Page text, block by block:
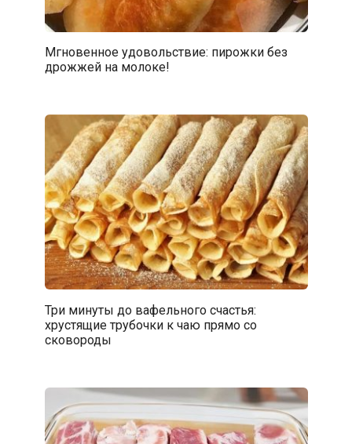
Мгновенное удовольствие: пирожки без
дрожжей на молоке!
Три минуты до вафельного счастья:
хрустящие трубочки к чаю прямо со
сковороды